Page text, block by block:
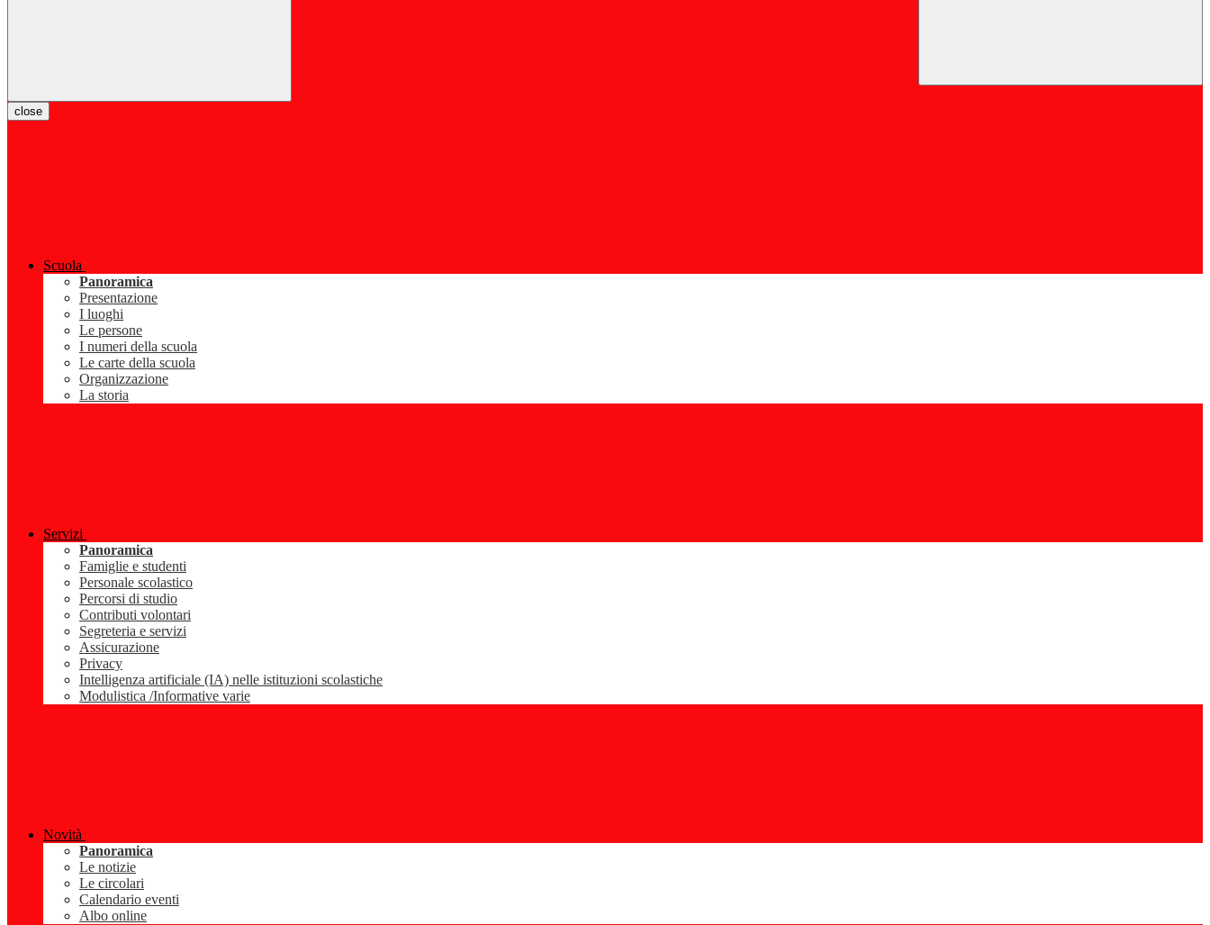
close
Scuola
Panoramica
Presentazione
I luoghi
Le persone
I numeri della scuola
Le carte della scuola
Organizzazione
La storia
Servizi
Panoramica
Famiglie e studenti
Personale scolastico
Percorsi di studio
Contributi volontari
Segreteria e servizi
Assicurazione
Privacy
Intelligenza artificiale (IA) nelle istituzioni scolastiche
Modulistica /Informative varie
Novità
Panoramica
Le notizie
Le circolari
Calendario eventi
Albo online